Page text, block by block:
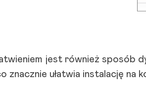
jest również
znacznie ułatwia instalację